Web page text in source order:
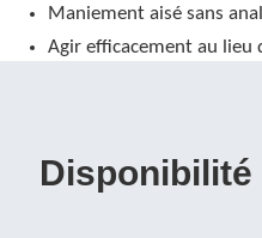
Maniement aisé sans
Agir efficacement au lieu
Disponibilité